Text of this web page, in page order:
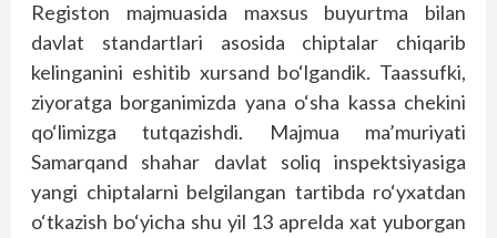
Registon majmuasida maxsus buyurtma bilan
davlat standartlari asosida chiptalar chiqarib
kelinganini eshitib xursand bo‘lgandik. Taassufki,
ziyoratga borganimizda yana o‘sha kassa chekini
qo‘limizga tutqazishdi. Majmua ma’muriyati
Samarqand shahar davlat soliq inspektsiyasiga
yangi chiptalarni belgilangan tartibda ro‘yxatdan
o‘tkazish bo‘yicha shu yil 13 aprelda xat yuborgan